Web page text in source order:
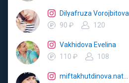
Dilyafruza Vorojbitova
90 ₽
120
Vakhidova Evelina
110 ₽
108